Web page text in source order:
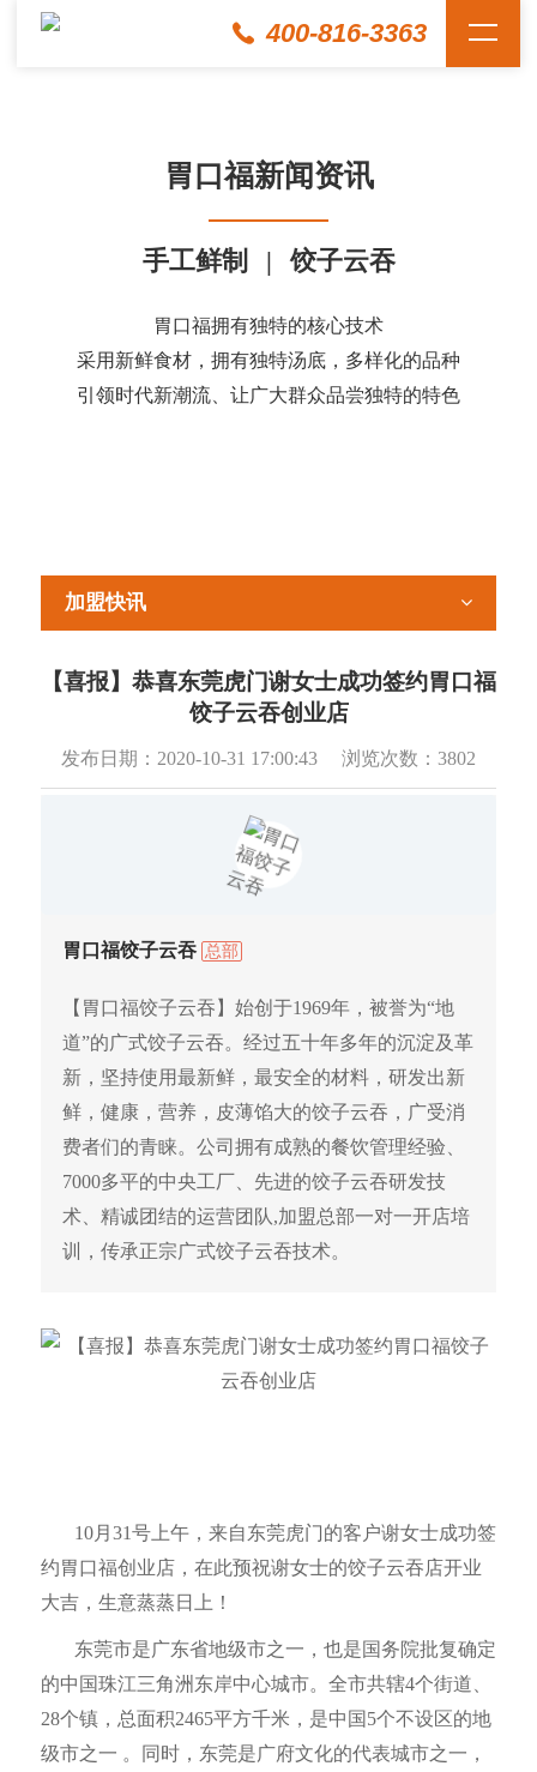
400-816-3363
胃口福新闻资讯
手工鲜制 | 饺子云吞
胃口福拥有独特的核心技术
采用新鲜食材，拥有独特汤底，多样化的品种
引领时代新潮流、让广大群众品尝独特的特色
加盟快讯
【喜报】恭喜东莞虎门谢女士成功签约胃口福
饺子云吞创业店
发布日期： 2020-10-31 17:00:43 浏览次数： 3802
胃口福饺子云吞 总部
【胃口福饺子云吞】始创于1969年，被誉为“地
道”的广式饺子云吞。经过五十年多年的沉淀及革
新，坚持使用最新鲜，最安全的材料，研发出新
鲜，健康，营养，皮薄馅大的饺子云吞，广受消
费者们的青睐。公司拥有成熟的餐饮管理经验、
7000多平的中央工厂、先进的饺子云吞研发技
术、精诚团结的运营团队,加盟总部一对一开店培
训，传承正宗广式饺子云吞技术。
10月 31号上午，来自东莞虎门的客户谢女士成功签
约胃口福创业店，在此预祝谢女士的饺子云吞店开业
大吉，生意蒸蒸日上！
东莞市是广东省地级市之一，也是国务院批复确定
的中国珠江三角洲 东岸中心城市。全市共辖4个街道、
28个镇，总面积2465平方千米，是中国 5个不设区的地
级市之一 。同时，东莞是广府文化的代表城市之一，